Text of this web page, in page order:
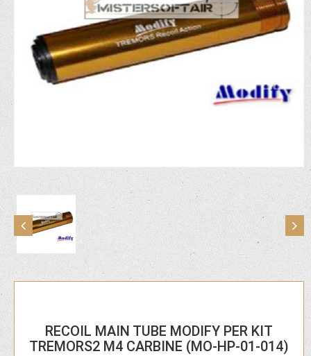
RECOIL MAIN TUBE MODIFY PER KIT
TREMORS2 M4 CARBINE (MO-HP-01-014)